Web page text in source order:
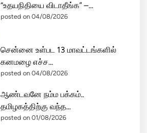
“உதயநிதியை விடாதீங்க” –...
posted on 04/08/2026
சென்னை உள்பட 13 மாவட்டங்களில்
கனமழை எச்ச...
posted on 04/08/2026
ஆண்டவனே நம்ம பக்கம்..
தமிழகத்திற்கு வந்த...
posted on 01/08/2026